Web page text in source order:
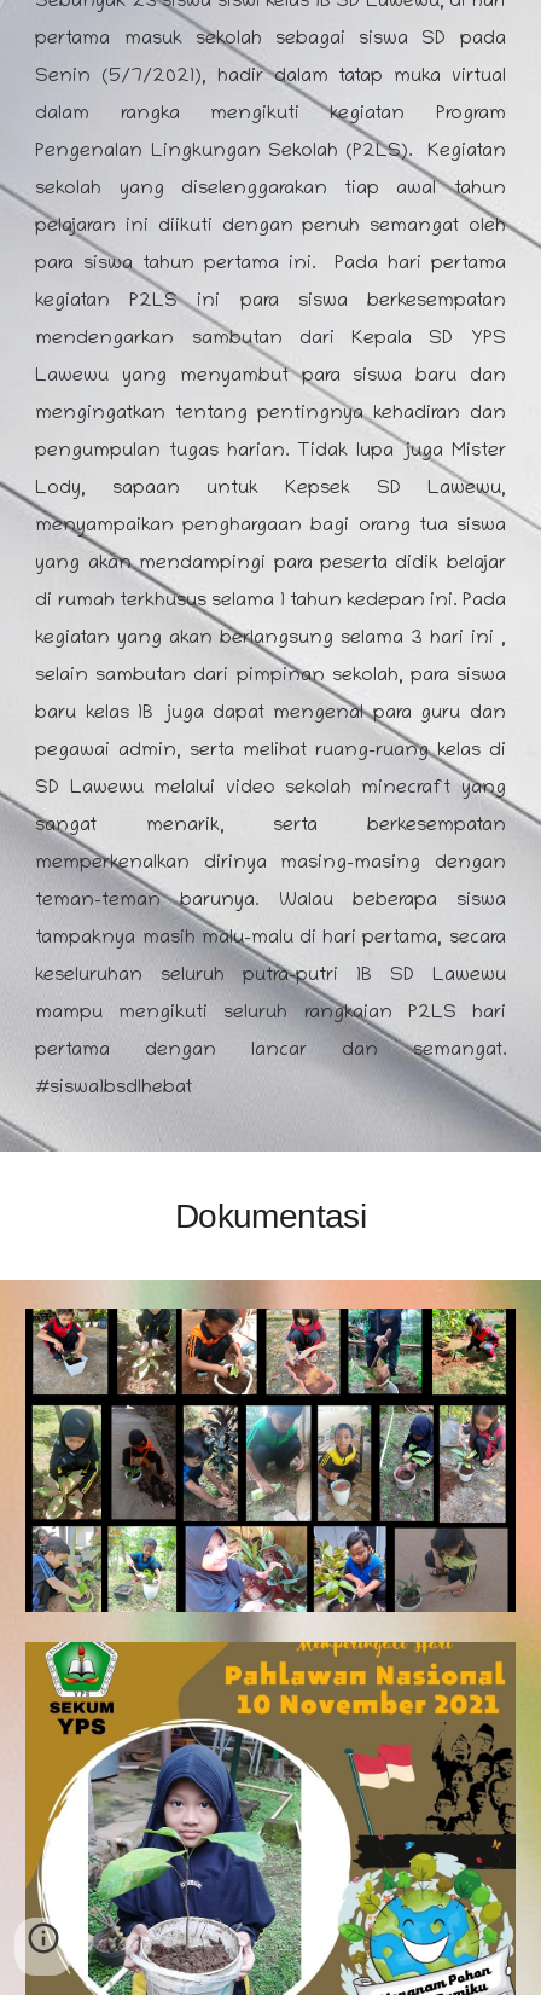
pertama masuk sekolah sebagai siswa SD pada
Senin (5/7/2021), hadir dalam tatap muka virtual
dalam rangka mengikuti kegiatan Program
Pengenalan Lingkungan Sekolah (P2LS). Kegiatan
sekolah yang diselenggarakan tiap awal tahun
pelajaran ini diikuti dengan penuh semangat oleh
para siswa tahun pertama ini. Pada hari pertama
kegiatan P2LS ini para siswa berkesempatan
mendengarkan sambutan dari Kepala SD YPS
Lawewu yang menyambut para siswa baru dan
mengingatkan tentang pentingnya kehadiran dan
pengumpulan tugas harian. Tidak lupa juga Mister
Lody, sapaan untuk Kepsek SD Lawewu,
menyampaikan penghargaan bagi orang tua siswa
yang akan mendampingi para peserta didik belajar
di rumah terkhusus selama 1 tahun kedepan ini. Pada
kegiatan yang akan berlangsung selama 3 hari ini ,
selain sambutan dari pimpinan sekolah, para siswa
baru kelas 1B juga dapat mengenal para guru dan
pegawai admin, serta melihat ruang-ruang kelas di
SD Lawewu melalui video sekolah minecraft yang
sangat menarik, serta berkesempatan
memperkenalkan dirinya masing-masing dengan
teman-teman barunya. Walau beberapa siswa
tampaknya masih malu-malu di hari pertama, secara
keseluruhan seluruh putra-putri 1B SD Lawewu
mampu mengikuti seluruh rangkaian P2LS hari
pertama dengan lancar dan semangat.
#siswa1bsdlhebat
Dokumentasi